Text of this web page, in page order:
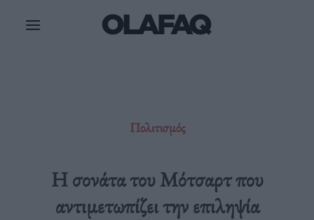
Πολιτισμός
Η σονάτα του Μότσαρτ που
αντιμετωπίζει την επιληψία